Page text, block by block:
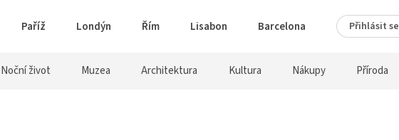
Paříž Londýn Řím Lisabon Barcelona Přihlásit se
Noční život Muzea Architektura Kultura Nákupy Příroda